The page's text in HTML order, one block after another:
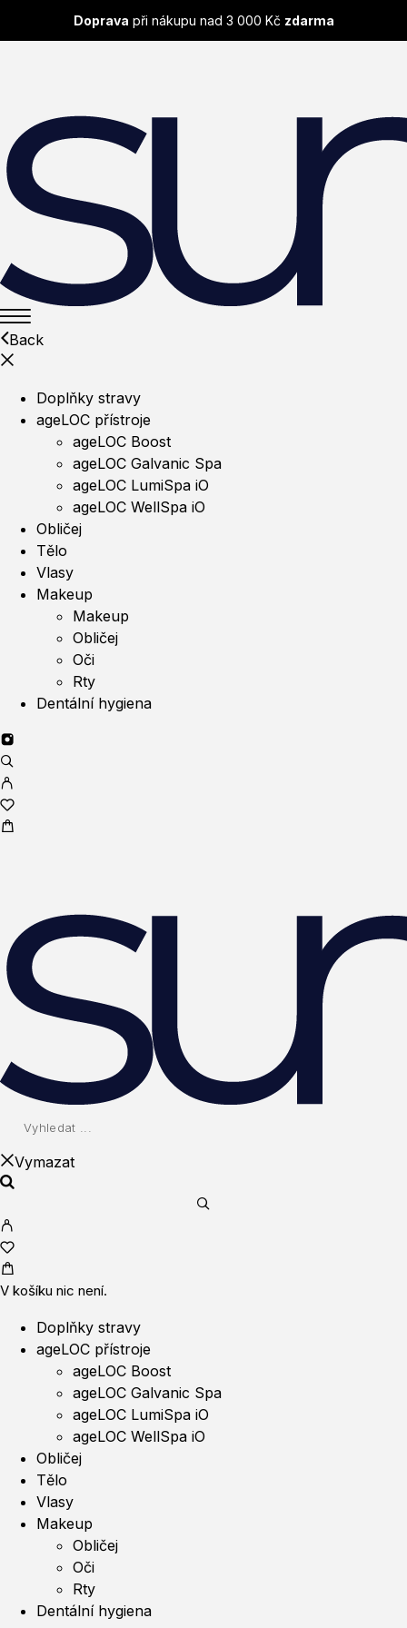
Doprava při nákupu nad 3 000 Kč zdarma
Back
Doplňky stravy
ageLOC přístroje
ageLOC Boost
ageLOC Galvanic Spa
ageLOC LumiSpa iO
ageLOC WellSpa iO
Obličej
Tělo
Vlasy
Makeup
Makeup
Obličej
Oči
Rty
Dentální hygiena
Vymazat
V košíku nic není.
Doplňky stravy
ageLOC přístroje
ageLOC Boost
ageLOC Galvanic Spa
ageLOC LumiSpa iO
ageLOC WellSpa iO
Obličej
Tělo
Vlasy
Makeup
Obličej
Oči
Rty
Dentální hygiena